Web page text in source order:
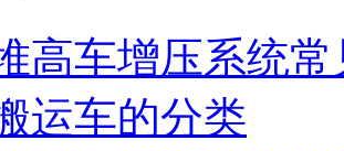
高车增压系统
运车的分类